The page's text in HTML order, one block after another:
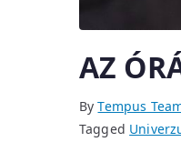
AZ
ByTempus
Tagged